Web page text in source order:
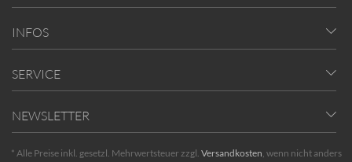
INFOS
SERVICE
NEWSLETTER
* Alle Preise inkl. gesetzl. Mehrwertsteuer zzgl. Versandkosten, wenn nicht anders